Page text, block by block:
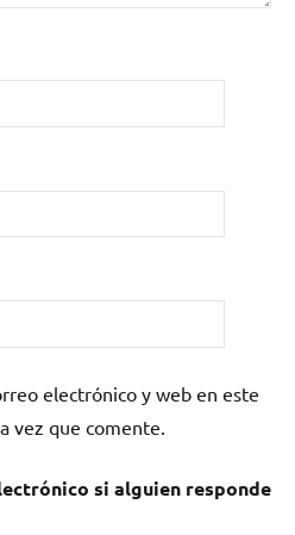
electrónico y web en este
vez que comente.
si alguien responde